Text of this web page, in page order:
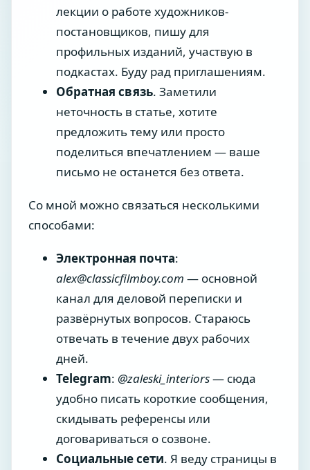
лекции о работе художников-
постановщиков, пишу для
профильных изданий, участвую в
подкастах. Буду рад приглашениям.
Обратная связь. Заметили
неточность в статье, хотите
предложить тему или просто
поделиться впечатлением — ваше
письмо не останется без ответа.
Со мной можно связаться несколькими
способами:
Электронная почта:
alex@classicfilmboy.com — основной
канал для деловой переписки и
развёрнутых вопросов. Стараюсь
отвечать в течение двух рабочих
дней.
Telegram: @zaleski_interiors— сюда
удобно писать короткие сообщения,
скидывать референсы или
договариваться о созвоне.
Социальные сети. Я веду страницы в